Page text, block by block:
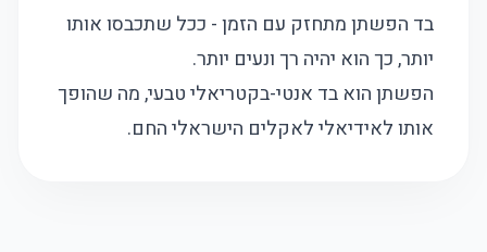
בד הפשתן מתחזק עם הזמן - ככל שתכבסו אותו
יותר, כך הוא יהיה רך ונעים יותר.
הפשתן הוא בד אנטי-בקטריאלי טבעי, מה שהופך
אותו לאידיאלי לאקלים הישראלי החם.